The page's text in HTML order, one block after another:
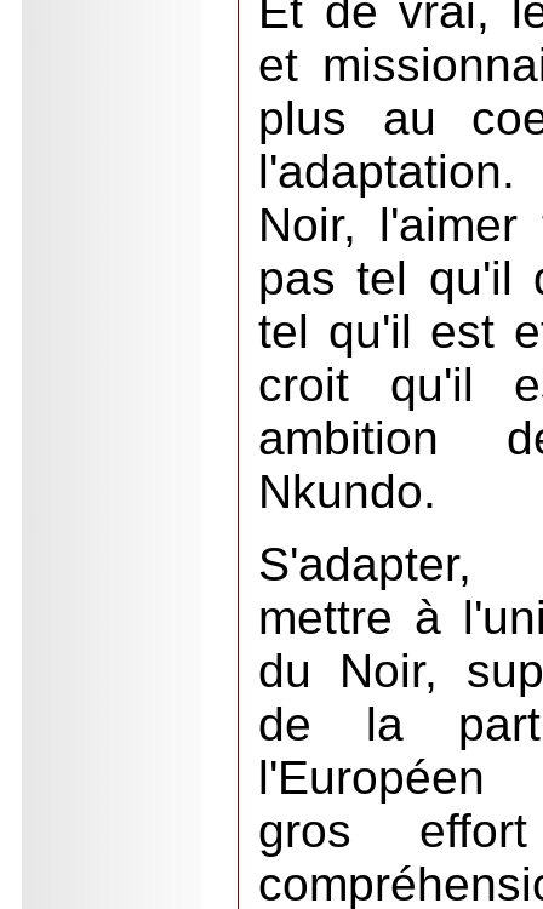
Et de vrai,
et
plus au
Noir,
pas tel qu'il
tel qu'il est
croit qu'il
ambition
Nkundo.
mettre à
du Noir,
de la
gros